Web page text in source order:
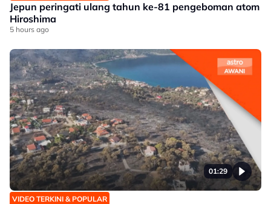
Jepun peringati ulang tahun ke-81 pengeboman atom
Hiroshima
5 hours ago
01:29
VIDEO TERKINI & POPULAR